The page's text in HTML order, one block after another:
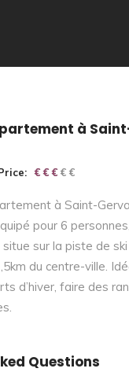
à
€ € € € €
€ € €
à Saint-
pour 6
situe sur la piste de
du centre-ville.
d’hiver, faire des
Questions